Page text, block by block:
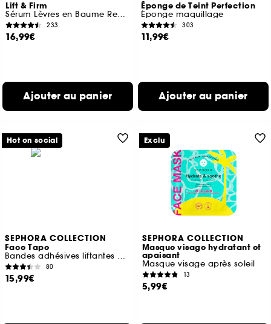
Lift & Firm
Sérum Lèvres en Baume Repulpant
233
16,99€
Ajouter au panier
Éponge de Teint Perfection
Éponge maquillage
303
11,99€
Ajouter au panier
SEPHORA COLLECTION
Face Tape
Bandes adhésives liftantes pour le visage
80
15,99€
Hot on social
SEPHORA COLLECTION
Masque visage hydratant et
apaisant
Masque visage après soleil
13
5,99€
Exclu